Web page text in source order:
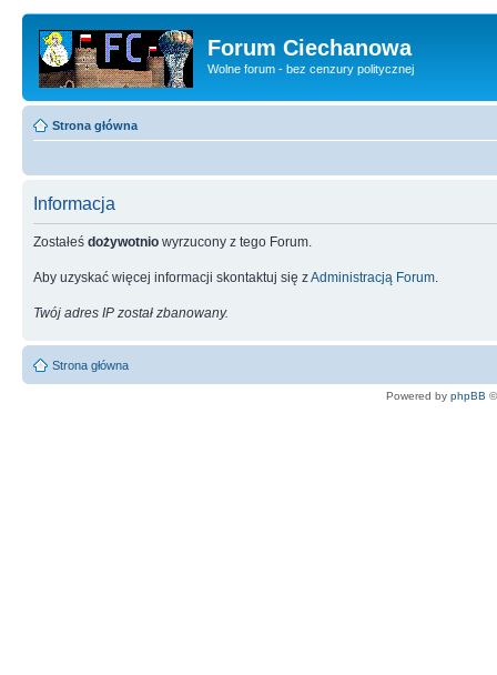
Forum Ciechanowa
Wolne forum - bez cenzury politycznej
Strona główna
Informacja
Zostałeś dożywotnio wyrzucony z tego Forum.
Aby uzyskać więcej informacji skontaktuj się zAdministracją Forum
Twój adres IP został zbanowany.
Strona główna
Powered by phpBB